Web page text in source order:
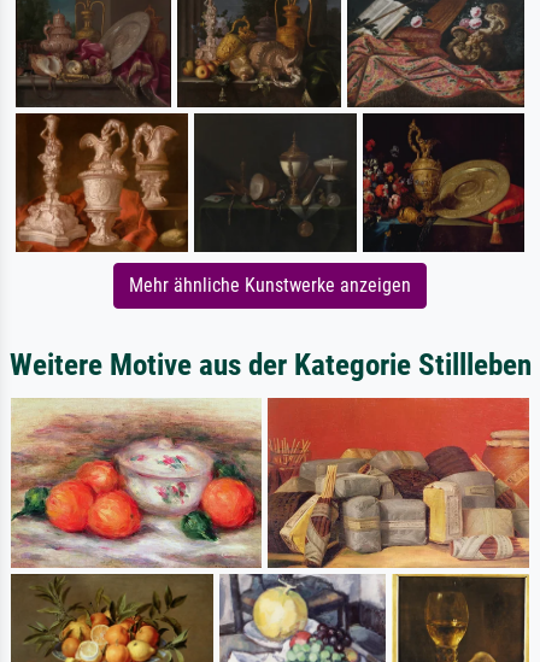
Mehr ähnliche Kunstwerke anzeigen
Weitere Motive aus der Kategorie Stillleben